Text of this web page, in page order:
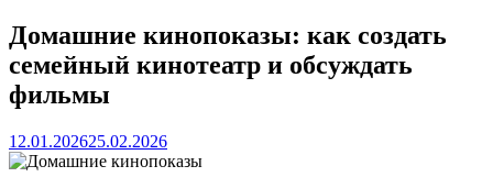
Домашние кинопоказы: как создать
семейный кинотеатр и обсуждать
фильмы
12.01.202625.02.2026